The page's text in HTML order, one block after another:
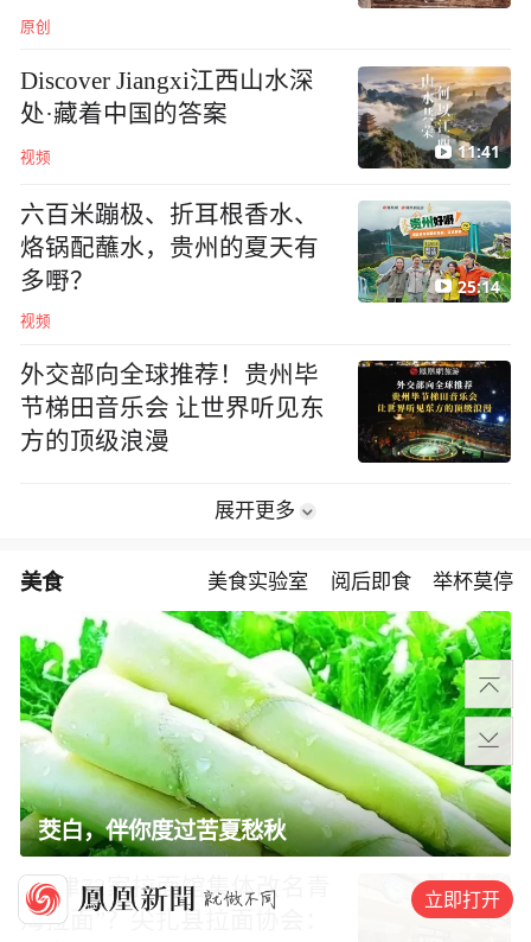
原创
Discover Jiangxi江西山水深
处·藏着中国的答案
视频 11:41
六百米蹦极、折耳根香水、
烙锅配蘸水，贵州的夏天有
多嘢？
视频
25:14
外交部向全球推荐！贵州毕
节梯田音乐会 让世界听见东
方的顶级浪漫
展开更多
美食 美食实验室 阅后即食 举杯莫停
茭白，伴你度过苦夏愁秋
“天津72家拉面馆集体改名青
海拉面”？尖扎县拉面协会：
立即打开